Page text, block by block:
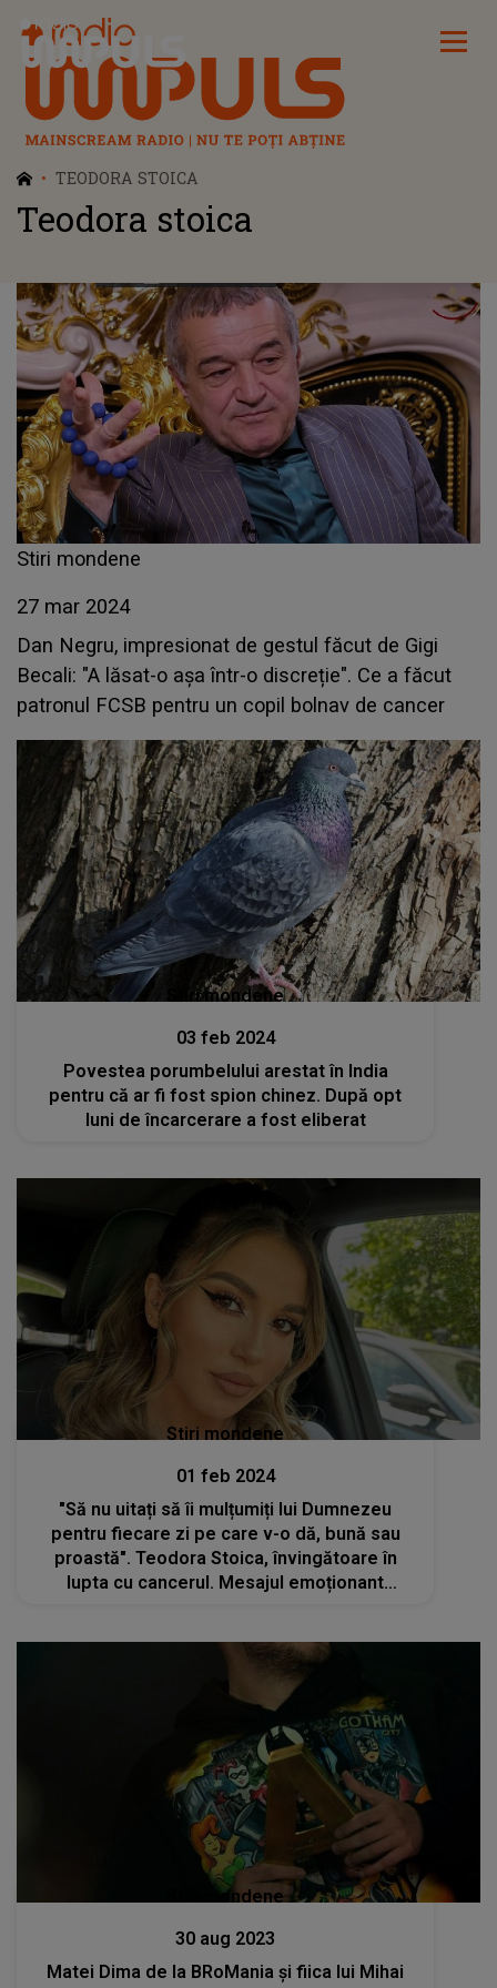
Radio Impuls
TEODORA STOICA
Teodora stoica
Stiri mondene
27 mar 2024
Dan Negru, impresionat de gestul făcut de Gigi
Becali: "A lăsat-o așa într-o discreție". Ce a făcut
patronul FCSB pentru un copil bolnav de cancer
Stiri mondene
03 feb 2024
Povestea porumbelului arestat în India
pentru că ar fi fost spion chinez. După opt
luni de încarcerare a fost eliberat
Stiri mondene
01 feb 2024
"Să nu uitați să îi mulțumiți lui Dumnezeu
pentru fiecare zi pe care v-o dă, bună sau
proastă". Teodora Stoica, învingătoare în
lupta cu cancerul. Mesajul emoționant
Stiri mondene
30 aug 2023
Matei Dima de la BRoMania și fiica lui Mihai